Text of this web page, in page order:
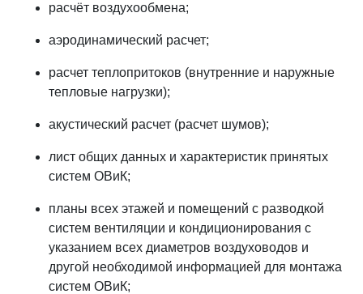
расчёт воздухообмена;
аэродинамический расчет;
расчет теплопритоков (внутренние и наружные
тепловые нагрузки);
акустический расчет (расчет шумов);
лист общих данных и характеристик принятых
систем ОВиК;
планы всех этажей и помещений с разводкой
систем вентиляции и кондиционирования с
указанием всех диаметров воздуховодов и
другой необходимой информацией для монтажа
систем ОВиК;